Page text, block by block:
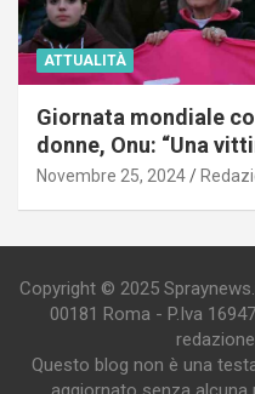
ATTUALITÀ
Giornata mondiale
donne, Onu: “Una
Novembre 25, 2024
Copyright © 2025
00181 Roma - P.Iva
Questo blog non è una